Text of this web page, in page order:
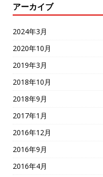
アーカイブ
2024年3月
2020年10月
2019年3月
2018年10月
2018年9月
2017年1月
2016年12月
2016年9月
2016年4月